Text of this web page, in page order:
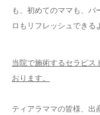
も、初めてのママも、バ
ロもリフレッシュできる
当院で施術するセラピス
おります。
ティアラママの皆様、出